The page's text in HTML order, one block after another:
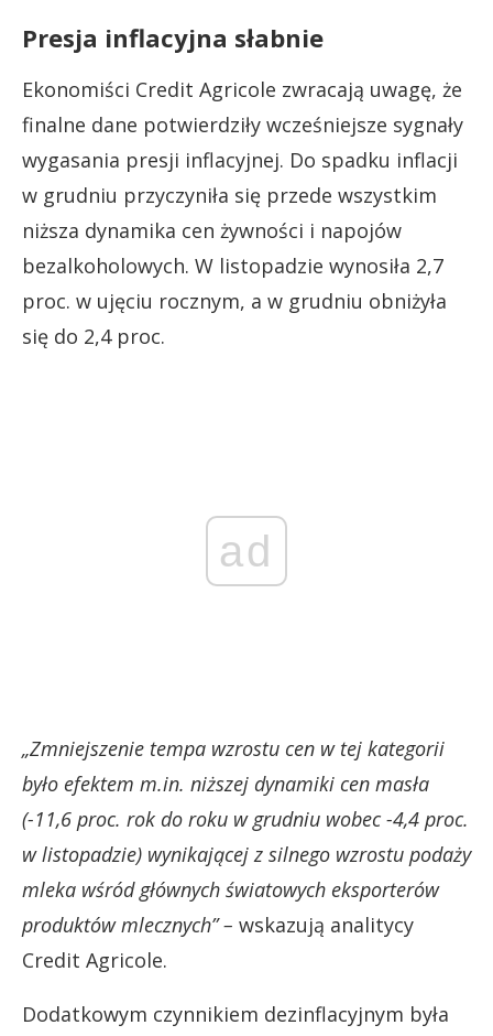
Presja inflacyjna słabnie
Ekonomiści Credit Agricole zwracają uwagę, że
finalne dane potwierdziły wcześniejsze sygnały
wygasania presji inflacyjnej. Do spadku inflacji
w grudniu przyczyniła się przede wszystkim
niższa dynamika cen żywności i napojów
bezalkoholowych. W listopadzie wynosiła 2,7
proc. w ujęciu rocznym, a w grudniu obniżyła
się do 2,4 proc.
ad
„Zmniejszenie tempa wzrostu cen w tej kategorii
było efektem m.in. niższej dynamiki cen masła
(-11,6 proc. rok do roku w grudniu wobec -4,4 proc.
w listopadzie) wynikającej z silnego wzrostu podaży
mleka wśród głównych światowych eksporterów
produktów mlecznych” – wskazują analitycy
Credit Agricole.
Dodatkowym czynnikiem dezinflacyjnym była